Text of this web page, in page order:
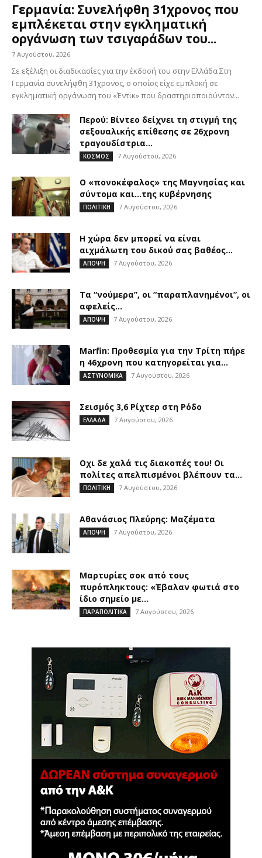
Γερμανία: Συνελήφθη 31χρονος που
εμπλέκεται στην εγκληματική
οργάνωση των τσιγαράδων του...
7 Αυγούστου, 2026
Σε εξέλιξη οι διαδικασίες για την έκδοσή του στην Ελλάδα Στη
Γερμανία συνελήφθη 31χρονος, ο οποίος είχε εμπλοκή σε
εγκληματική οργάνωση του «Έντικ» που δραστηριοποιούνταν...
Περού: Βίντεο δείχνει τη στιγμή της
σεξουαλικής επίθεσης σε 26χρονη
τραγουδίστρια...
ΚΟΣΜΟΣ 7 Αυγούστου, 2026
Ο «πονοκέφαλος» της Μαγνησίας και
σύντομα και…της κυβέρνησης
ΠΟΛΙΤΙΚΗ 7 Αυγούστου, 2026
Η χώρα δεν μπορεί να είναι
αιχμάλωτη του δικού σας βαθέος...
ΑΠΟΨΗ 7 Αυγούστου, 2026
Τα “νούμερα”, οι “παραπλανημένοι”, οι
αφελείς…
ΑΠΟΨΗ 7 Αυγούστου, 2026
Marfin: Προθεσμία για την Τρίτη πήρε
η 46χρονη που κατηγορείται για...
ΑΣΤΥΝΟΜΙΚΑ 7 Αυγούστου, 2026
Σεισμός 3,6 Ρίχτερ στη Ρόδο
ΕΛΛΑΔΑ 7 Αυγούστου, 2026
Οχι δε χαλά τις διακοπές του! Οι
πολίτες απελπισμένοι βλέπουν τα...
ΠΟΛΙΤΙΚΗ 7 Αυγούστου, 2026
Αθανάσιος Πλεύρης: Μαζέματα
ΑΠΟΨΗ 7 Αυγούστου, 2026
Μαρτυρίες σοκ από τους
πυρόπληκτους: «Έβαλαν φωτιά στο
ίδιο σημείο με...
ΠΑΡΑΠΟΛΙΤΙΚΑ 7 Αυγούστου, 2026